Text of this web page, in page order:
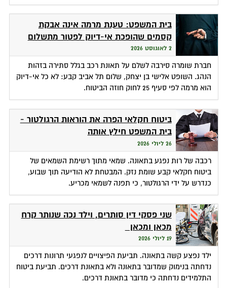
בית המשפט: טענת מרמה אינה אבקת
קסמים שהופכת אי-דיוק לפטור מתשלום
2 לאוגוסט 2026
חברת שומרה סירבה לשלם על תאונת רכב בגלל סתירה בזהות
הנהג. השופט אלישי בן יצחק, שלום תל אביב קבע: לא כל אי-דיוק
הוא מרמה לפי סעיף 25 לחוק חוזה הביטוח.
ביטוח חקלאי הפרה את הוראות הרגולטור -
בית המשפט חילץ אותה
26 ליולי 2026
רכבה של רות נפגע בתאונה. שמאי מתוך רשימת השמאים של
ביטוח חקלאי קבע שומת נזק. המבטחת לא הודיעה תוך שבוע,
כנדרש על ידי הרגולטור, כי תפנה לשמאי מכריע.
שני פסקי דין סותרים, וילד נכה שנותר קרח
מכאן ומכאן
19 ליולי 2026
ילד נפצע קשה בתאונה. תביעת הפיצויים לנפגעי תרונות דרכים
נדחתה בנימוק שמדובר בתאונה ולא בתאונת דרכים. תביעת ביטוח
התלמידים נדחתה כי מדובר בתאונת דרכים.